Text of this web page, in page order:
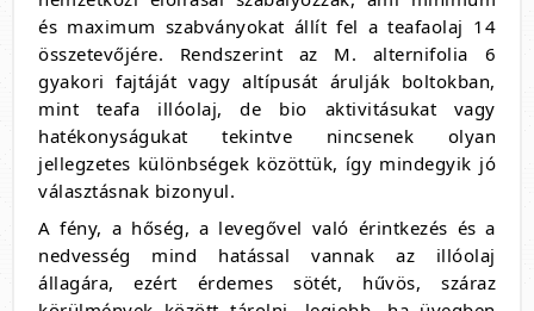
és maximum szabványokat állít fel a teafaolaj 14
összetevőjére. Rendszerint az M. alternifolia 6
gyakori fajtáját vagy altípusát árulják boltokban,
mint teafa illóolaj, de bio aktivitásukat vagy
hatékonyságukat tekintve nincsenek olyan
jellegzetes különbségek közöttük, így mindegyik jó
választásnak bizonyul.
A fény, a hőség, a levegővel való érintkezés és a
nedvesség mind hatással vannak az illóolaj
állagára, ezért érdemes sötét, hűvös, száraz